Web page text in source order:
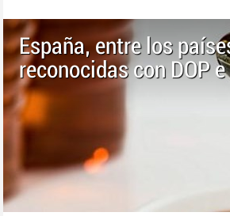
España, entre los
reconocidas con DOP e